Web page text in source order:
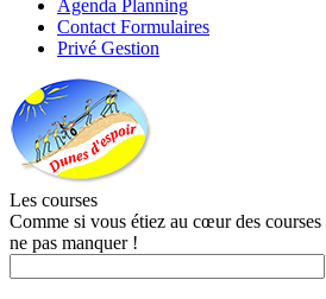
Agenda Planning
Contact Formulaires
Privé Gestion
Les courses
Comme si vous étiez au cœur des
ne pas manquer !